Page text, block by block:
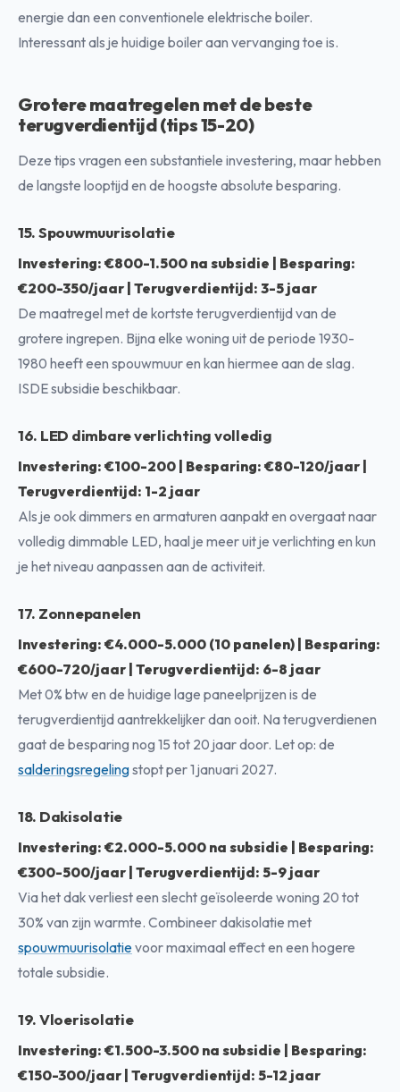
energie dan een conventionele elektrische boiler.
Interessant als je huidige boiler aan vervanging toe is.
Grotere maatregelen met de beste
terugverdientijd (tips 15-20)
Deze tips vragen een substantiele investering, maar hebben
de langste looptijd en de hoogste absolute besparing.
15. Spouwmuurisolatie
Investering: €800-1.500 na subsidie | Besparing:
€200-350/jaar | Terugverdientijd: 3-5 jaar
De maatregel met de kortste terugverdientijd van de
grotere ingrepen. Bijna elke woning uit de periode 1930-
1980 heeft een spouwmuur en kan hiermee aan de slag.
ISDE subsidie beschikbaar.
16. LED dimbare verlichting volledig
Investering: €100-200 | Besparing: €80-120/jaar |
Terugverdientijd: 1-2 jaar
Als je ook dimmers en armaturen aanpakt en overgaat naar
volledig dimmable LED, haal je meer uit je verlichting en kun
je het niveau aanpassen aan de activiteit.
17. Zonnepanelen
Investering: €4.000-5.000 (10 panelen) | Besparing:
€600-720/jaar | Terugverdientijd: 6-8 jaar
Met 0% btw en de huidige lage paneelprijzen is de
terugverdientijd aantrekkelijker dan ooit. Na terugverdienen
gaat de besparing nog 15 tot 20 jaar door. Let op: de
salderingsregelingstopt per 1 januari 2027.
18. Dakisolatie
Investering: €2.000-5.000 na subsidie | Besparing:
€300-500/jaar | Terugverdientijd: 5-9 jaar
Via het dak verliest een slecht geïsoleerde woning 20 tot
30% van zijn warmte. Combineer dakisolatie met
spouwmuurisolatie voor maximaal effect en een hogere
totale subsidie.
19. Vloerisolatie
Investering: €1.500-3.500 na subsidie | Besparing:
€150-300/jaar | Terugverdientijd: 5-12 jaar